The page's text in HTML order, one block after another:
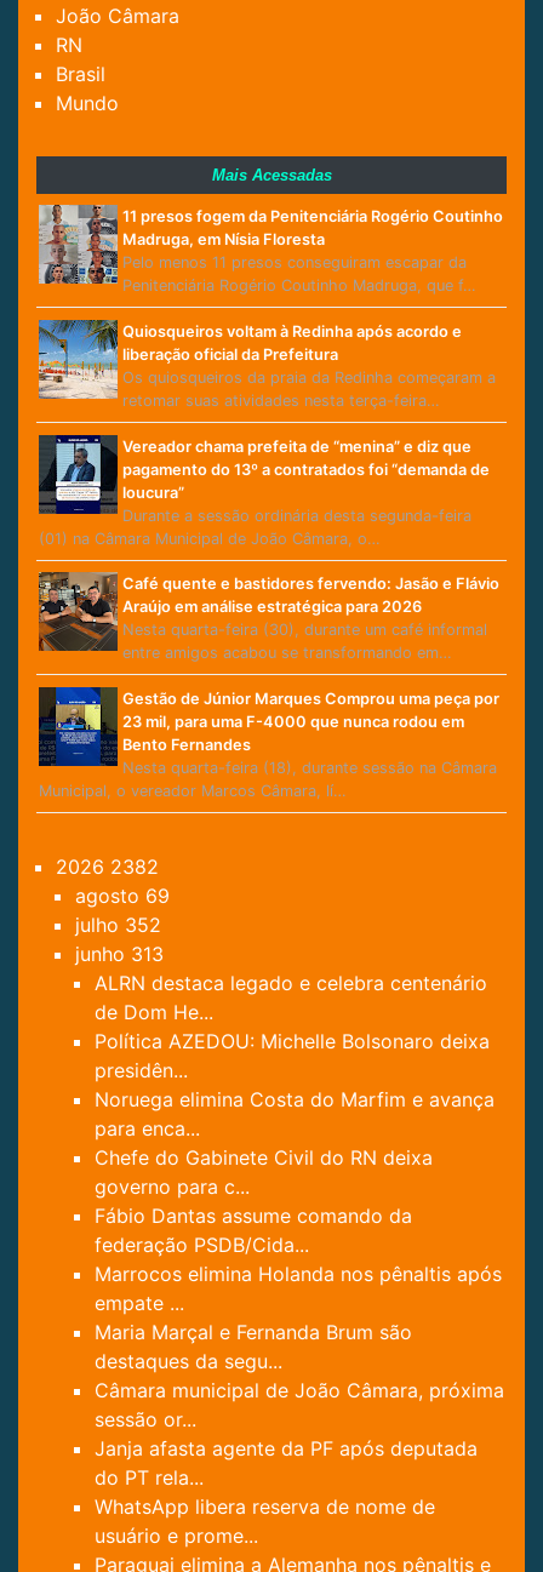
João Câmara
RN
Brasil
Mundo
Mais Acessadas
11 presos fogem da Penitenciária Rogério Coutinho
Madruga, em Nísia Floresta
Pelo menos 11 presos conseguiram escapar da
Penitenciária Rogério Coutinho Madruga, que f…
Quiosqueiros voltam à Redinha após acordo e
liberação oficial da Prefeitura
Os quiosqueiros da praia da Redinha começaram a
retomar suas atividades nesta terça-feira…
Vereador chama prefeita de “menina” e diz que
pagamento do 13º a contratados foi “demanda de
loucura”
Durante a sessão ordinária desta segunda-feira
(01) na Câmara Municipal de João Câmara, o…
Café quente e bastidores fervendo: Jasão e Flávio
Araújo em análise estratégica para 2026
Nesta quarta-feira (30), durante um café informal
entre amigos acabou se transformando em…
Gestão de Júnior Marques Comprou uma peça por
23 mil, para uma F-4000 que nunca rodou em
Bento Fernandes
Nesta quarta-feira (18), durante sessão na Câmara
Municipal, o vereador Marcos Câmara, lí…
2026 2382
agosto 69
julho 352
junho 313
ALRN destaca legado e celebra centenário
de Dom He...
Política AZEDOU: Michelle Bolsonaro deixa
presidên...
Noruega elimina Costa do Marfim e avança
para enca...
Chefe do Gabinete Civil do RN deixa
governo para c...
Fábio Dantas assume comando da
federação PSDB/Cida...
Marrocos elimina Holanda nos pênaltis após
empate ...
Maria Marçal e Fernanda Brum são
destaques da segu...
Câmara municipal de João Câmara, próxima
sessão or...
Janja afasta agente da PF após deputada
do PT rela...
WhatsApp libera reserva de nome de
usuário e prome...
Paraguai elimina a Alemanha nos pênaltis e